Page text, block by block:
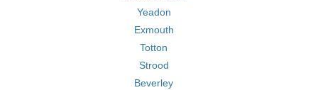
Yeadon
Exmouth
Totton
Strood
Beverley